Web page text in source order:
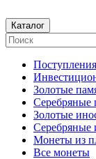
Каталог
Золотые
Золотые
Серебряные
Монеты из
Все монеты